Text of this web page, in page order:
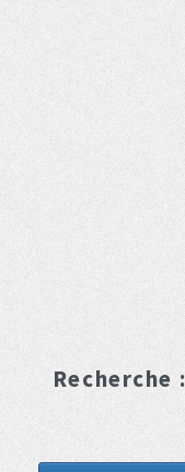
Recherche :